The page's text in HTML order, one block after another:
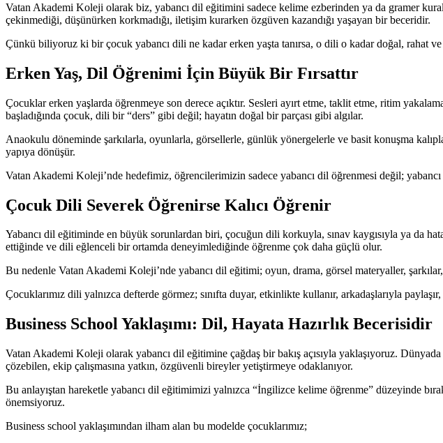
Vatan Akademi Koleji olarak biz, yabancı dil eğitimini sadece kelime ezberinden ya da gramer
çekinmediği, düşünürken korkmadığı, iletişim kurarken özgüven kazandığı yaşayan bir beceridir.
Çünkü biliyoruz ki bir çocuk yabancı dili ne kadar erken yaşta tanırsa, o dili o kadar doğal, rahat ve
Erken Yaş, Dil Öğrenimi İçin Büyük Bir Fırsattır
Çocuklar erken yaşlarda öğrenmeye son derece açıktır. Sesleri ayırt etme, taklit etme, ritim
başladığında çocuk, dili bir “ders” gibi değil; hayatın doğal bir parçası gibi algılar.
Anaokulu döneminde şarkılarla, oyunlarla, görsellerle, günlük yönergelerle ve basit konuşma
yapıya dönüşür.
Vatan Akademi Koleji’nde hedefimiz, öğrencilerimizin sadece yabancı dil öğrenmesi değil;
Çocuk Dili Severek Öğrenirse Kalıcı Öğrenir
Yabancı dil eğitiminde en büyük sorunlardan biri, çocuğun dili korkuyla, sınav kaygısıyla ya da
ettiğinde ve dili eğlenceli bir ortamda deneyimlediğinde öğrenme çok daha güçlü olur.
Bu nedenle Vatan Akademi Koleji’nde yabancı dil eğitimi; oyun, drama, görsel materyaller,
Çocuklarımız dili yalnızca defterde görmez; sınıfta duyar, etkinlikte kullanır, arkadaşlarıyla
Business School Yaklaşımı: Dil, Hayata Hazırlık Becerisidir
Vatan Akademi Koleji olarak yabancı dil eğitimine çağdaş bir bakış açısıyla yaklaşıyoruz.
çözebilen, ekip çalışmasına yatkın, özgüvenli bireyler yetiştirmeye odaklanıyor.
Bu anlayıştan hareketle yabancı dil eğitimimizi yalnızca “İngilizce kelime öğrenme” düzeyinde
önemsiyoruz.
Business school yaklaşımından ilham alan bu modelde çocuklarımız;